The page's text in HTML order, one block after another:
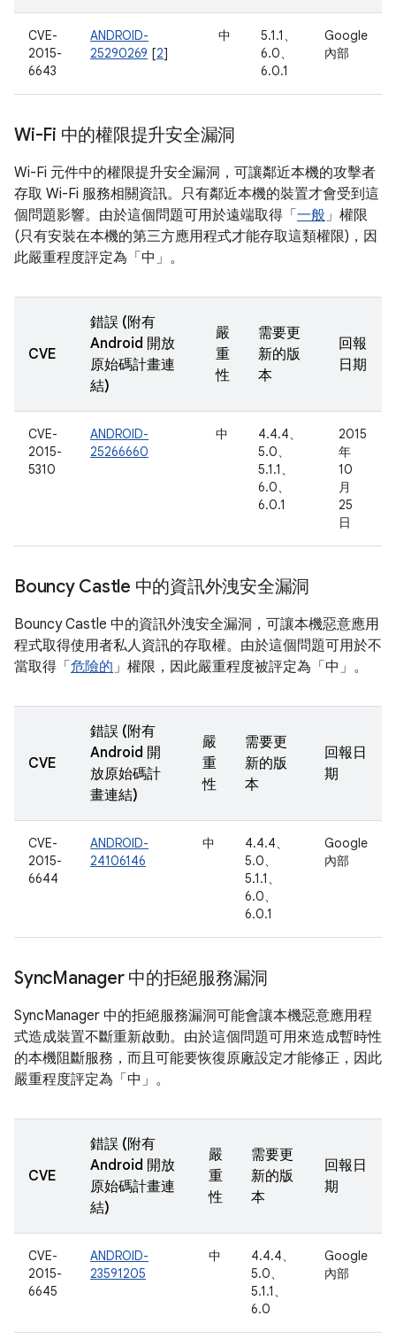
CVE-
2015-
6643
ANDROID-
25290269 [2]
中
5.1.1、
6.0、
6.0.1
Google
內部
Wi-Fi 中的權限提升安全漏洞
Wi-Fi 元件中的權限提升安全漏洞，可讓鄰近本機的攻擊者
存取 Wi-Fi 服務相關資訊。只有鄰近本機的裝置才會受到這
個問題影響。由於這個問題可用於遠端取得「 一般」權限
(只有安裝在本機的第三方應用程式才能存取這類權限)，因
此嚴重程度評定為「中」。
CVE
錯誤 (附有
Android 開放
原始碼計畫連
結)
嚴
重
性
需要更
新的版
本
回報
日期
CVE-
2015-
5310
ANDROID-
25266660
中
4.4.4、
5.0、
5.1.1、
6.0、
6.0.1
2015
年
10
月
25
日
Bouncy Castle 中的資訊外洩安全漏洞
Bouncy Castle 中的資訊外洩安全漏洞，可讓本機惡意應用
程式取得使用者私人資訊的存取權。由於這個問題可用於不
當取得「 危險的」權限，因此嚴重程度被評定為「中」。
CVE
錯誤 (附有
Android 開
放原始碼計
畫連結)
嚴
重
性
需要更
新的版
本
回報日
期
CVE-
2015-
6644
ANDROID-
24106146
中
4.4.4、
5.0、
5.1.1、
6.0、
6.0.1
Google
內部
SyncManager 中的拒絕服務漏洞
SyncManager 中的拒絕服務漏洞可能會讓本機惡意應用程
式造成裝置不斷重新啟動。由於這個問題可用來造成暫時性
的本機阻斷服務，而且可能要恢復原廠設定才能修正，因此
嚴重程度評定為「中」。
CVE
錯誤 (附有
Android 開放
原始碼計畫連
結)
嚴
重
性
需要更
新的版
本
回報日
期
CVE-
2015-
6645
ANDROID-
23591205
中
4.4.4、
5.0、
5.1.1、
6.0
Google
內部